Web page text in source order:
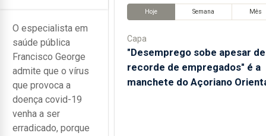
O especialista em
saúde pública
Francisco George
admite que o vírus
que provoca a
doença covid-19
venha a ser
erradicado, porque
Hoje Semana Mês
Capa
"Desemprego sobe apesar de
recorde de empregados" é a
manchete do Açoriano